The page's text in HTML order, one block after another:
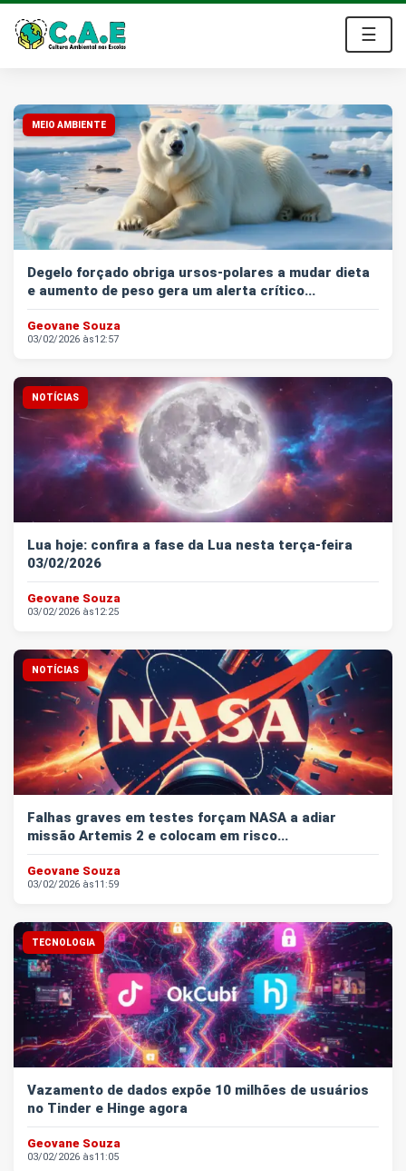
O Emprego dos Sonhos - Vagas Home
☰
MEIO AMBIENTE
Degelo forçado obriga ursos-polares a mudar dieta
e aumento de peso gera um alerta crítico...
Geovane Souza
03/02/2026 às12:57
NOTÍCIAS
Lua hoje: confira a fase da Lua nesta terça-feira
03/02/2026
Geovane Souza
03/02/2026 às12:25
NOTÍCIAS
Falhas graves em testes forçam NASA a adiar
missão Artemis 2 e colocam em risco...
Geovane Souza
03/02/2026 às11:59
TECNOLOGIA
Vazamento de dados expõe 10 milhões de usuários
no Tinder e Hinge agora
Geovane Souza
03/02/2026 às11:05